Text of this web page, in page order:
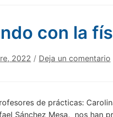
con la
2022 / Deja un comentario
de prácticas:
Sánchez Mesa, nos han